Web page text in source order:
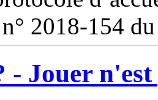
2018-154
- Jouer